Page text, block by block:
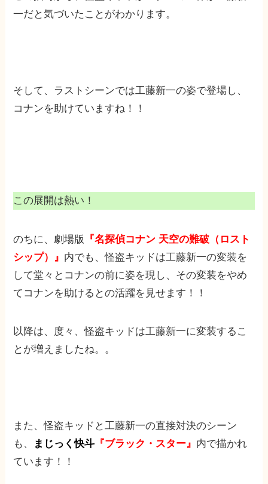
一だと気づいたことがわかります。
そして、ラストシーンでは工藤新一の姿で登場し、
コナンを助けていますね！！
この展開は熱い！
のちに、劇場版
『名探偵コナン 天空の難破（ロスト
シップ）』 内でも、怪盗キッドは工藤新一の変装を
して堂々とコナンの前に姿を現し、その変装をやめ
てコナンを助けるとの活躍を見せます！！
以降は、度々、怪盗キッドは工藤新一に変装するこ
とが増えましたね。。
また、怪盗キッドと工藤新一の直接対決のシーン
も、
まじっく快斗 『ブラック・スター』 内で描かれ
ています！！